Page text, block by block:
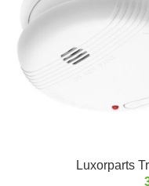
Luxorparts